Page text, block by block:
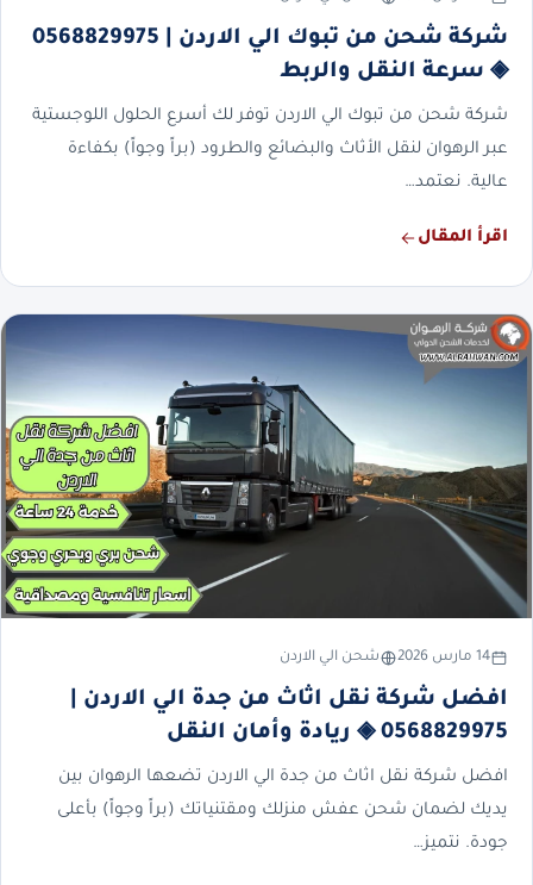
شركة شحن من تبوك الي الاردن | 0568829975
◈ سرعة النقل والربط
شركة شحن من تبوك الي الاردن توفر لك أسرع الحلول اللوجستية
عبر الرهوان لنقل الأثاث والبضائع والطرود (براً وجواً) بكفاءة
عالية. نعتمد…
اقرأ المقال
14 مارس 2026 شحن الي الاردن
افضل شركة نقل اثاث من جدة الي الاردن |
0568829975 ◈ ريادة وأمان النقل
افضل شركة نقل اثاث من جدة الي الاردن تضعها الرهوان بين
يديك لضمان شحن عفش منزلك ومقتنياتك (براً وجواً) بأعلى
جودة. نتميز…